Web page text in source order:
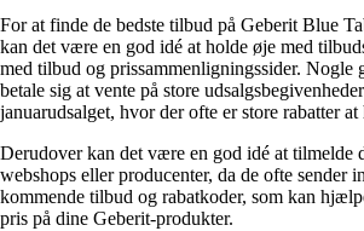
For at finde de bedste tilbud på Geberit Blue
kan det være en god idé at holde øje med
med tilbud og prissammenligningssider. Nogle
betale sig at vente på store
januarudsalget, hvor der ofte er store rabatter at
Derudover kan det være en god idé at tilmelde
webshops eller producenter, da de ofte sender
kommende tilbud og rabatkoder, som kan
pris på dine Geberit-produkter.